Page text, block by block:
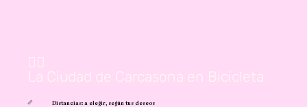
🚴‍♂️
La Ciudad de Carcasona en Bicicleta
📏
Distancias: a elegir, según tus deseos